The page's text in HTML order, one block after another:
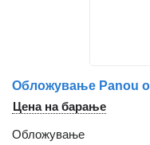
Цена на барање
Обложување